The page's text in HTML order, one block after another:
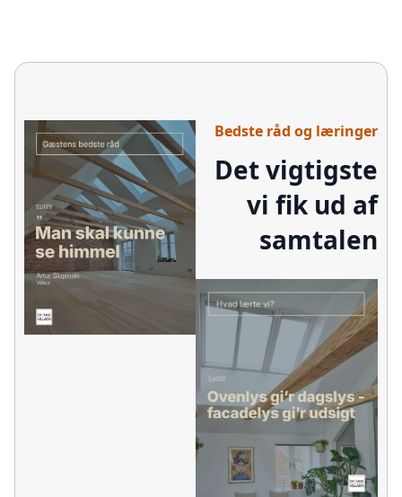
Bedste råd og læringer
Det vigtigste
vi fik ud af
samtalen